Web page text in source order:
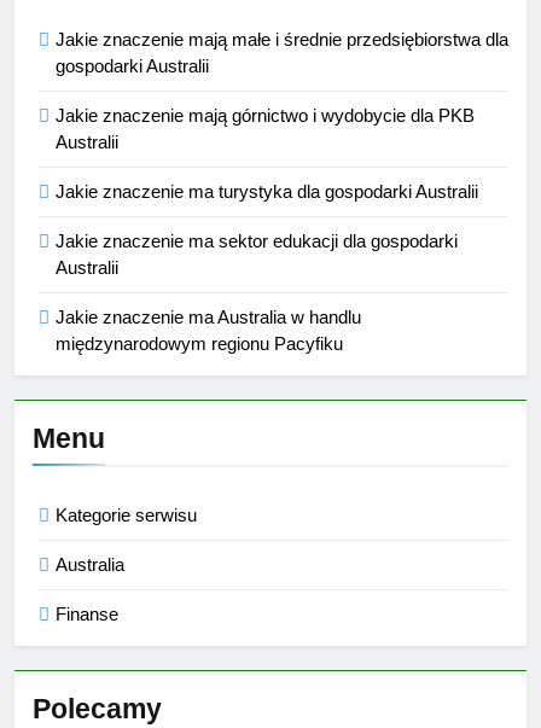
Jakie znaczenie mają małe i średnie przedsiębiorstwa dla
gospodarki Australii
Jakie znaczenie mają górnictwo i wydobycie dla PKB
Australii
Jakie znaczenie ma turystyka dla gospodarki Australii
Jakie znaczenie ma sektor edukacji dla gospodarki
Australii
Jakie znaczenie ma Australia w handlu
międzynarodowym regionu Pacyfiku
Menu
Kategorie serwisu
Australia
Finanse
Polecamy